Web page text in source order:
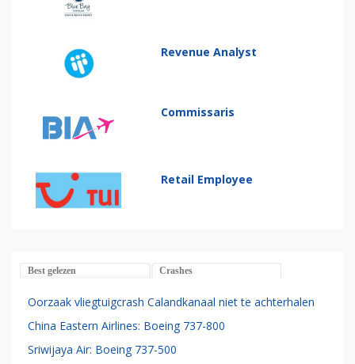
Revenue Analyst
Commissaris
Retail Employee
Best gelezen Crashes
Oorzaak vliegtuigcrash Calandkanaal niet te achterhalen
China Eastern Airlines: Boeing 737-800
Sriwijaya Air: Boeing 737-500